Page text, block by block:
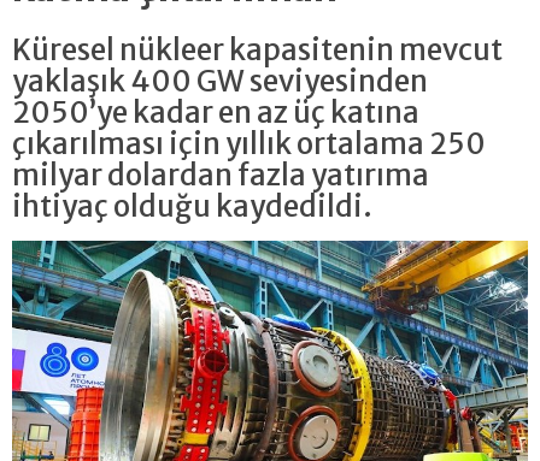
Küresel nükleer kapasitenin mevcut
yaklaşık 400 GW seviyesinden
2050’ye kadar en az üç katına
çıkarılması için yıllık ortalama 250
milyar dolardan fazla yatırıma
ihtiyaç olduğu kaydedildi.